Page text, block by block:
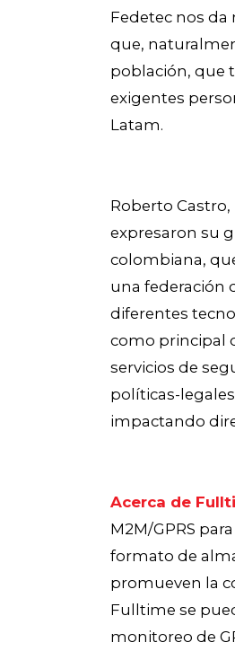
Fedetec nos da
que,
población, que
exigentes
Latam.
Roberto
expresaron su
colombiana,
una federación
diferentes
como principal
servicios de
políticas-
impactando
Acerca de
M2M/GPRS
formato de
promueven la
Fulltime se
monitoreo de